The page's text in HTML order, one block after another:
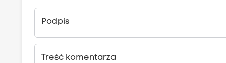
Podpis
Treść komentarza